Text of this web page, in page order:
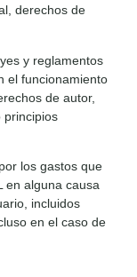
derechos de
y reglamentos
el funcionamiento
de autor,
principios
los gastos que
en alguna causa
incluidos
en el caso de